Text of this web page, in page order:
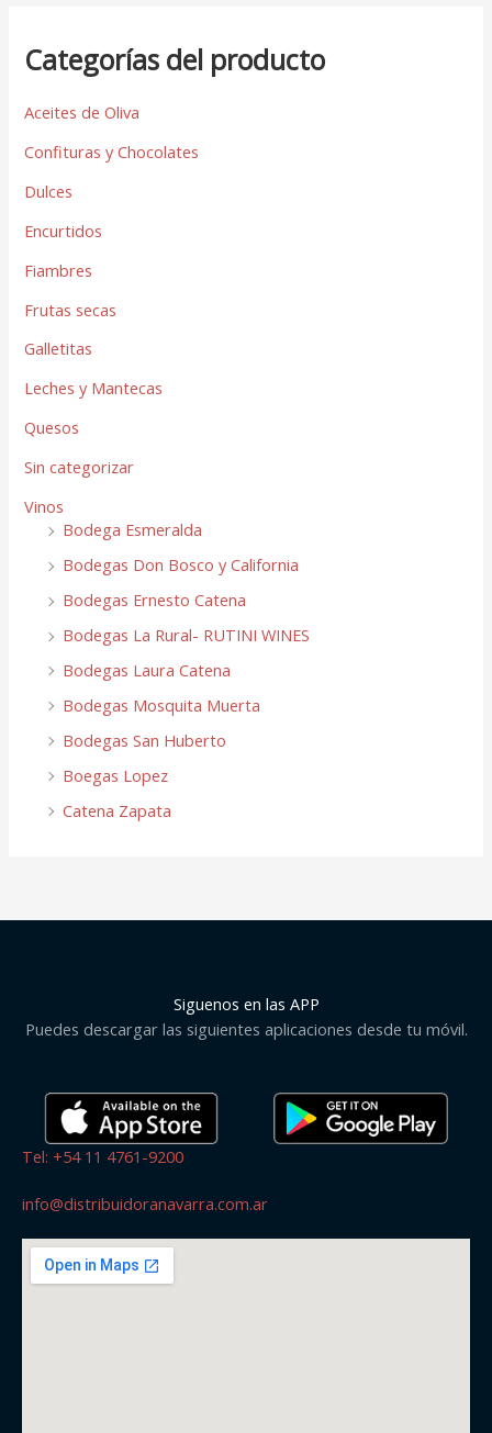
Categorías del producto
Aceites de Oliva
Confituras y Chocolates
Dulces
Encurtidos
Fiambres
Frutas secas
Galletitas
Leches y Mantecas
Quesos
Sin categorizar
Vinos
Bodega Esmeralda
Bodegas Don Bosco y California
Bodegas Ernesto Catena
Bodegas La Rural- RUTINI WINES
Bodegas Laura Catena
Bodegas Mosquita Muerta
Bodegas San Huberto
Boegas Lopez
Catena Zapata
Siguenos en las APP
Puedes descargar las siguientes aplicaciones desde tu móvil.
Tel: +54 11 4761-9200
info@distribuidoranavarra.com.ar